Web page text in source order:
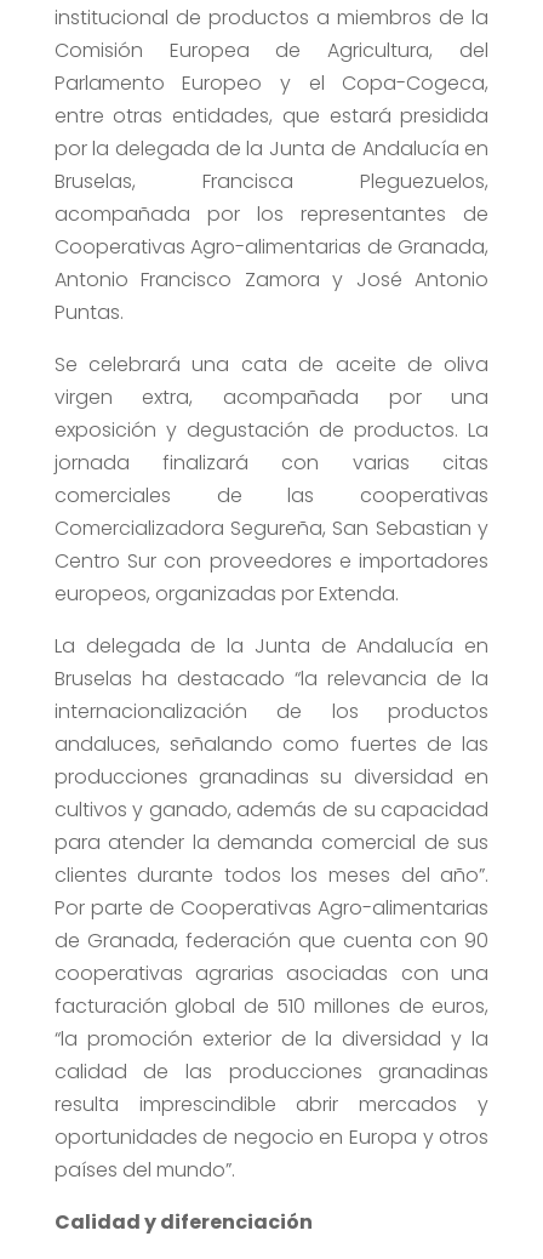
institucional de productos a miembros de la
Comisión Europea de Agricultura, del
Parlamento Europeo y el Copa-Cogeca,
entre otras entidades, que estará presidida
por la delegada de la Junta de Andalucía en
Bruselas, Francisca Pleguezuelos,
acompañada por los representantes de
Cooperativas Agro-alimentarias de Granada,
Antonio Francisco Zamora y José Antonio
Puntas.
Se celebrará una cata de aceite de oliva
virgen extra, acompañada por una
exposición y degustación de productos. La
jornada finalizará con varias citas
comerciales de las cooperativas
Comercializadora Segureña, San Sebastian y
Centro Sur con proveedores e importadores
europeos, organizadas por Extenda.
La delegada de la Junta de Andalucía en
Bruselas ha destacado “la relevancia de la
internacionalización de los productos
andaluces, señalando como fuertes de las
producciones granadinas su diversidad en
cultivos y ganado, además de su capacidad
para atender la demanda comercial de sus
clientes durante todos los meses del año”.
Por parte de Cooperativas Agro-alimentarias
de Granada, federación que cuenta con 90
cooperativas agrarias asociadas con una
facturación global de 510 millones de euros,
“la promoción exterior de la diversidad y la
calidad de las producciones granadinas
resulta imprescindible abrir mercados y
oportunidades de negocio en Europa y otros
países del mundo”.
Calidad y diferenciación